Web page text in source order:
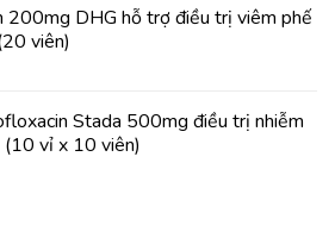
200mg DHG hỗ trợ điều trị viêm phế
viên)
Stada 500mg điều trị nhiễm
(10 vỉ x 10 viên)